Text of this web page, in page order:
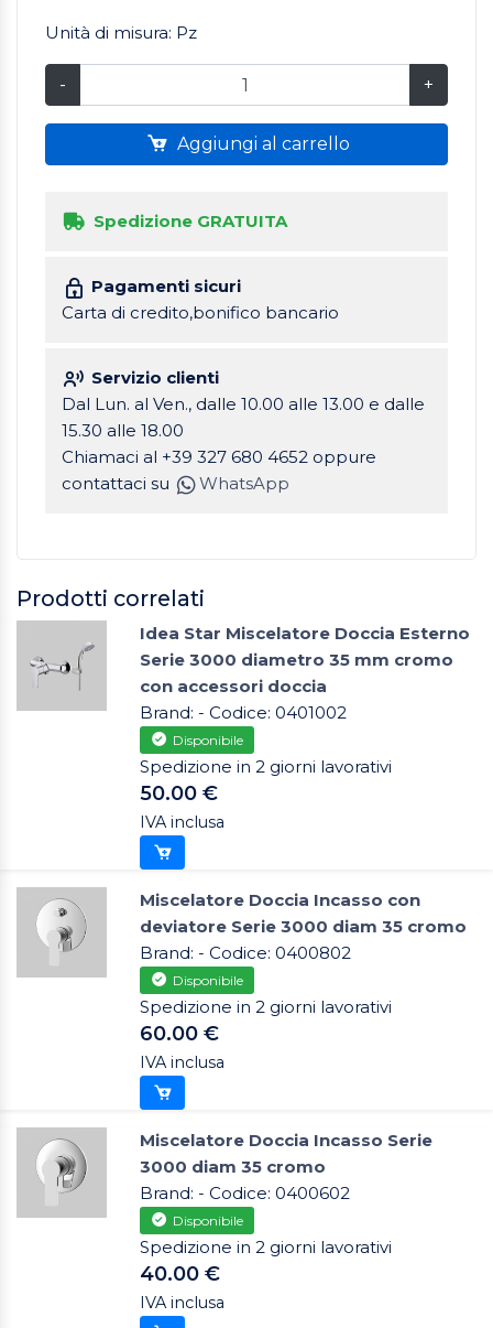
Unità di misura: Pz
- +
Aggiungi al carrello
Spedizione GRATUITA
Pagamenti sicuri
Carta di credito,bonifico bancario
Servizio clienti
Dal Lun. al Ven., dalle 10.00 alle 13.00 e dalle
15.30 alle 18.00
Chiamaci al +39 327 680 4652 oppure
contattaci su
WhatsApp
Prodotti correlati
Idea Star Miscelatore Doccia Esterno
Serie 3000 diametro 35 mm cromo
con accessori doccia
Brand: - Codice: 0401002
Disponibile
Spedizione in 2 giorni lavorativi
50.00 €
IVA inclusa
Miscelatore Doccia Incasso con
deviatore Serie 3000 diam 35 cromo
Brand: - Codice: 0400802
Disponibile
Spedizione in 2 giorni lavorativi
60.00 €
IVA inclusa
Miscelatore Doccia Incasso Serie
3000 diam 35 cromo
Brand: - Codice: 0400602
Disponibile
Spedizione in 2 giorni lavorativi
40.00 €
IVA inclusa